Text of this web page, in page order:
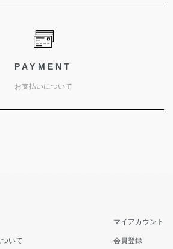
PAYMENT
お支払いについて
いて
マイアカウント
会員登録